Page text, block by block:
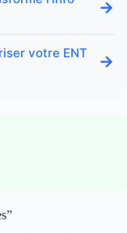
→
votre ENT
→